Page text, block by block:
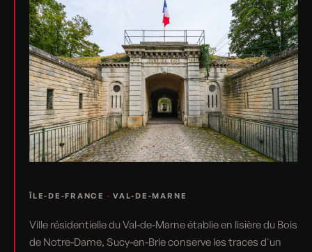
ÎLE-DE-FRANCE ·VAL-DE-MARNE
Ville résidentielle du Val-de-Marne établie en lisière du Bois
de Notre-Dame, Sucy-en-Brie conserve les traces d'un